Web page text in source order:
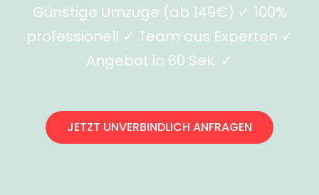
Günstige Umzüge (ab 149€) ✓ 100%
professionell ✓ Team aus Experten ✓
Angebot in 60 Sek. ✓
JETZT UNVERBINDLICH ANFRAGEN